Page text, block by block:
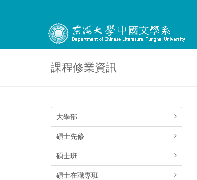
課程修業資訊
大學部
碩士先修
碩士班
碩士在職專班